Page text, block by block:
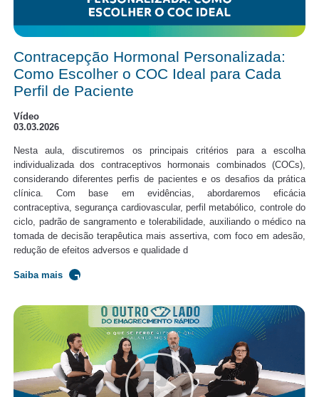
Contracepção Hormonal Personalizada:
Como Escolher o COC Ideal para Cada
Perfil de Paciente
Vídeo
03.03.2026
Nesta aula, discutiremos os principais critérios para a escolha
individualizada dos contraceptivos hormonais combinados (COCs),
considerando diferentes perfis de pacientes e os desafios da prática
clínica. Com base em evidências, abordaremos eficácia
contraceptiva, segurança cardiovascular, perfil metabólico, controle do
ciclo, padrão de sangramento e tolerabilidade, auxiliando o médico na
tomada de decisão terapêutica mais assertiva, com foco em adesão,
redução de efeitos adversos e qualidade d
Saiba mais